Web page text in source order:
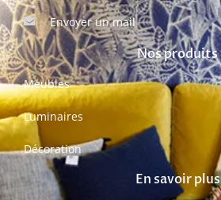
Envoyer un mail
Nos produits
Meubles
Luminaires
Décoration
En savoir plus